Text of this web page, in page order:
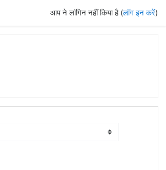
आप ने लॉगिन नहीं किया है (लॉग इन करें)